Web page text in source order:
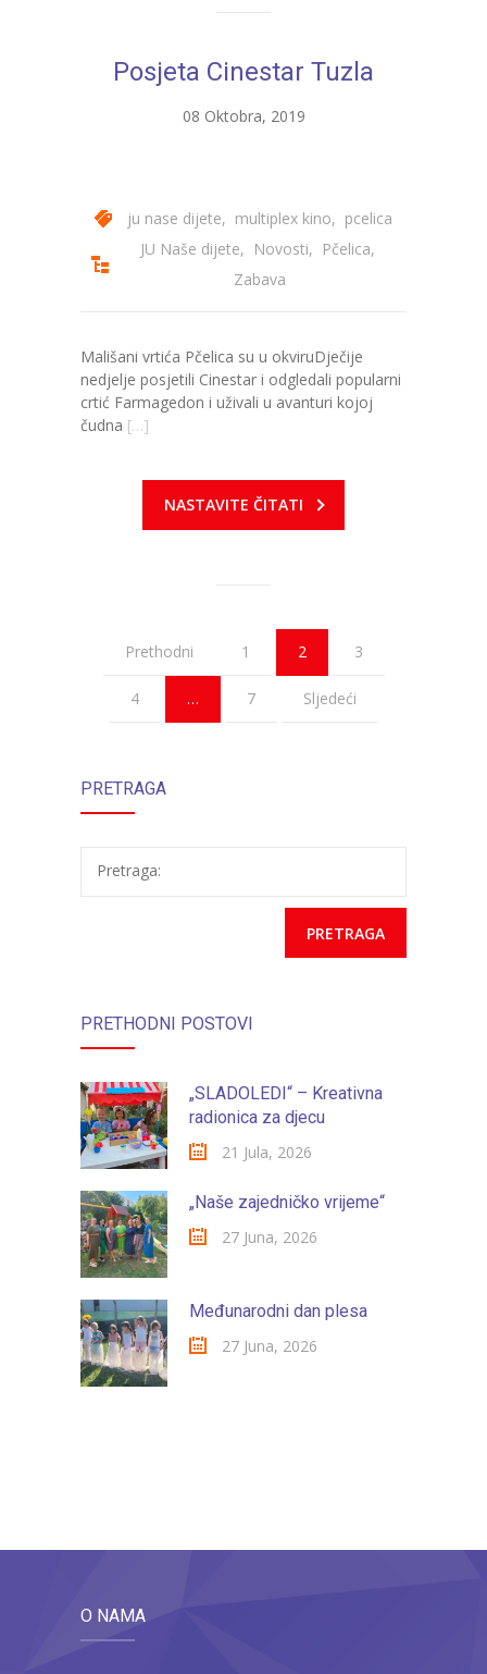
Posjeta Cinestar Tuzla
08 Oktobra, 2019
ju nase dijete, multiplex kino, pcelica
JU Naše dijete, Novosti, Pčelica,
Zabava
Mališani vrtića Pčelica su u okviruDječije
nedjelje posjetili Cinestar i odgledali popularni
crtić Farmagedon i uživali u avanturi kojoj
čudna […]
NASTAVITE ČITATI
Prethodni 1 2 3
4 … 7 Sljedeći
PRETRAGA
Pretraga:
PRETHODNI POSTOVI
„SLADOLEDI“ – Kreativna
radionica za djecu
21 Jula, 2026
„Naše zajedničko vrijeme“
27 Juna, 2026
Međunarodni dan plesa
27 Juna, 2026
O NAMA